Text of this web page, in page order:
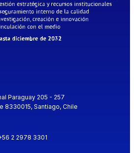
Paraguay 205 - 257
8330015, Santiago, Chile
2 2978 3301